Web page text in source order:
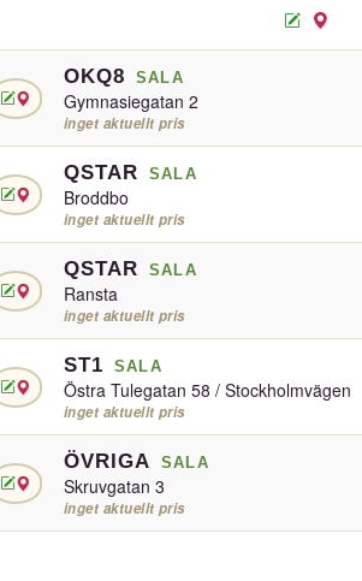
OKQ8 SALA
Gymnasiegatan 2
inget aktuellt pris
QSTAR SALA
Broddbo
inget aktuellt pris
QSTAR SALA
Ransta
inget aktuellt pris
ST1 SALA
Östra Tulegatan 58 / Stockholmvägen
inget aktuellt pris
ÖVRIGA SALA
Skruvgatan 3
inget aktuellt pris